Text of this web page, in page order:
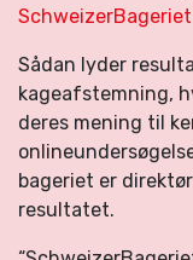
SchweizerBageriet
Sådan lyder
kageafstemning,
deres mening til
bageriet er
resultatet.